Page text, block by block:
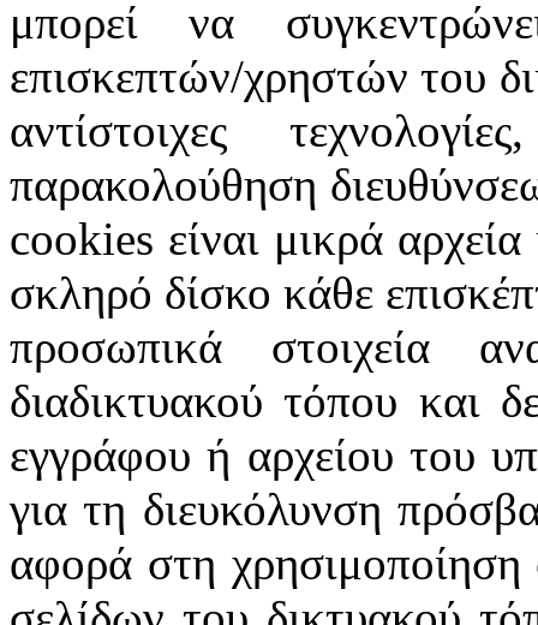
μπορεί να
επισκεπτών/χρηστών του
αντίστοιχες
παρακολούθηση
cookies είναι μικρά
σκληρό δίσκο κάθε
προσωπικά στοιχεία
διαδικτυακού τόπου και
εγγράφου ή αρχείου του
για τη διευκόλυνση
αφορά στη